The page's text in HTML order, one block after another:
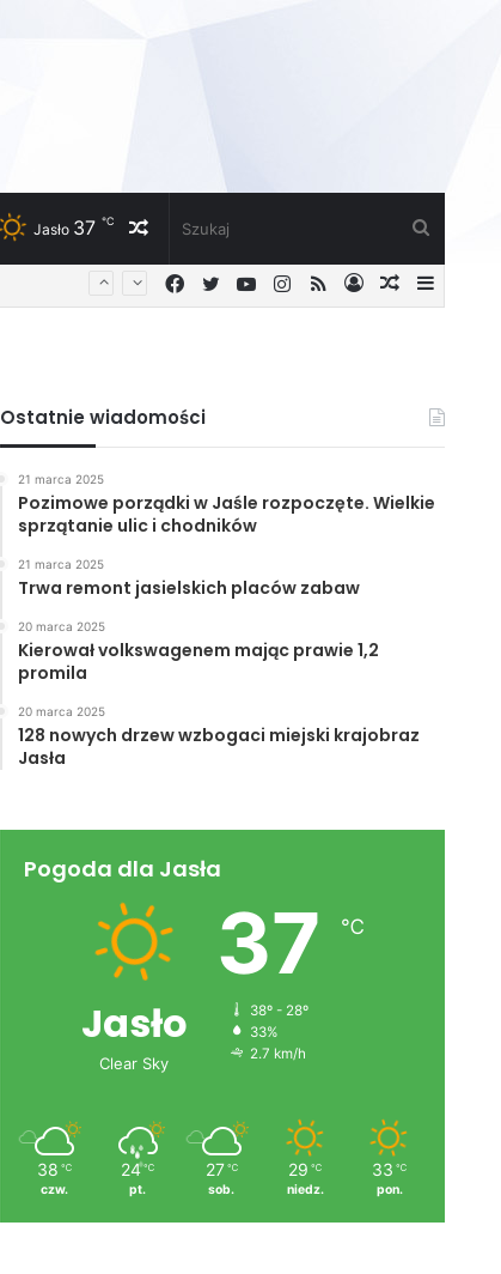
Losowy
artykuł
Jasło 37 ℃
Losowy
Zaloguj
RSS
Instagram
YouTube
Twitter
Facebook
Ostatnie wiadomości
21 marca 2025
Pozimowe porządki w Jaśle rozpoczęte. Wielkie
sprzątanie ulic i chodników
21 marca 2025
Trwa remont jasielskich placów zabaw
20 marca 2025
Kierował volkswagenem mając prawie 1,2
promila
20 marca 2025
128 nowych drzew wzbogaci miejski krajobraz
Jasła
Pogoda dla Jasła
Jasło
Clear Sky
37 ℃
38º - 28º
33%
2.7 km/h
38 ℃
czw.
24 ℃
pt.
27 ℃
sob.
29 ℃
niedz.
33 ℃
pon.